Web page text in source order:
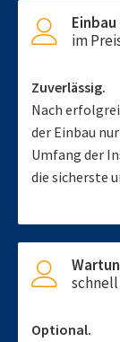
im
Zuverlässig.
Nach
der Einbau
Umfang der
die sicherste
Optional.